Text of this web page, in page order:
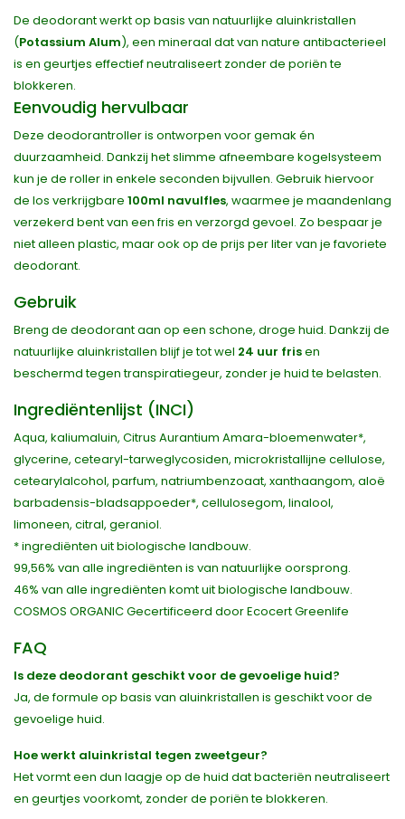
De deodorant werkt op basis van natuurlijke aluinkristallen
(Potassium Alum), een mineraal dat van nature antibacterieel
is en geurtjes effectief neutraliseert zonder de poriën te
blokkeren.
Eenvoudig hervulbaar
Deze deodorantroller is ontworpen voor gemak én
duurzaamheid. Dankzij het slimme afneembare kogelsysteem
kun je de roller in enkele seconden bijvullen. Gebruik hiervoor
de los verkrijgbare 100ml navulfles, waarmee je maandenlang
verzekerd bent van een fris en verzorgd gevoel. Zo bespaar je
niet alleen plastic, maar ook op de prijs per liter van je favoriete
deodorant.
Gebruik
Breng de deodorant aan op een schone, droge huid. Dankzij de
natuurlijke aluinkristallen blijf je tot wel 24 uur frisen
beschermd tegen transpiratiegeur, zonder je huid te belasten.
Ingrediëntenlijst (INCI)
Aqua, kaliumaluin, Citrus Aurantium Amara-bloemenwater*,
glycerine, cetearyl-tarweglycosiden, microkristallijne cellulose,
cetearylalcohol, parfum, natriumbenzoaat, xanthaangom, aloë
barbadensis-bladsappoeder*, cellulosegom, linalool,
limoneen, citral, geraniol.
* ingrediënten uit biologische landbouw.
99,56% van alle ingrediënten is van natuurlijke oorsprong.
46% van alle ingrediënten komt uit biologische landbouw.
COSMOS ORGANIC Gecertificeerd door Ecocert Greenlife
FAQ
Is deze deodorant geschikt voor de gevoelige huid?
Ja, de formule op basis van aluinkristallen is geschikt voor de
gevoelige huid.
Hoe werkt aluinkristal tegen zweetgeur?
Het vormt een dun laagje op de huid dat bacteriën neutraliseert
en geurtjes voorkomt, zonder de poriën te blokkeren.